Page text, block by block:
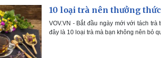
10 loại trà nên thưởng
VOV.VN - Bắt đầu ngày mới với tách
đây là 10 loại trà mà bạn không nên bỏ